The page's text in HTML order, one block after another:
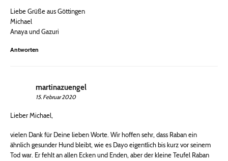
Liebe Grüße aus Göttingen
Michael
Anaya und Gazuri
Antworten
martinazuengel
15. Februar 2020
Lieber Michael,
vielen Dank für Deine lieben Worte. Wir hoffen sehr, dass Raban ein
ähnlich gesunder Hund bleibt, wie es Dayo eigentlich bis kurz vor seinem
Tod war. Er fehlt an allen Ecken und Enden, aber der kleine Teufel Raban